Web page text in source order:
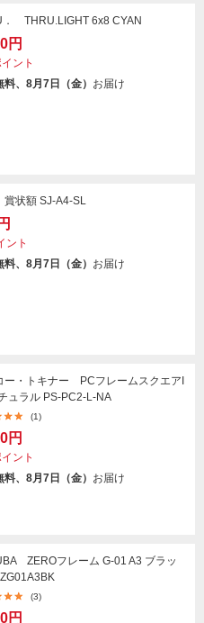
． THRU.LIGHT 6x8 CYAN
円
ント
料、8月7日（金） お届け
状額 SJ-A4-SL
ント
料、8月7日（金） お届け
ー・トキナー PCフレームスクエアI
チュラル PS-PC2-L-NA
(1)
円
ント
料、8月7日（金） お届け
ZEROフレーム G-01 A3 ブラッ
(3)
円